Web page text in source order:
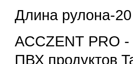
Длина рулона-20
ACCZENT PRO
ПВХ продуктов